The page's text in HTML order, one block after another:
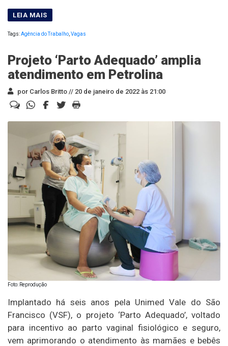
Tags:Agência do Trabalho,Vagas
Projeto ‘Parto Adequado’ amplia
atendimento em Petrolina
por Carlos Britto // 20 de janeiro de 2022 às 21:00
Foto: Reprodução
Implantado há seis anos pela Unimed Vale do São
Francisco (VSF), o projeto ‘Parto Adequado’, voltado
para incentivo ao parto vaginal fisiológico e seguro,
vem aprimorando o atendimento às mamães e bebês